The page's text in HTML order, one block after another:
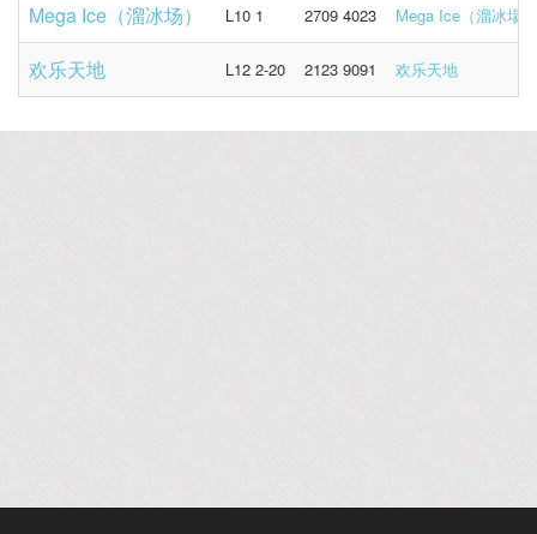
Mega Ice（溜冰场） L10 1 2709 4023 Mega Ice（溜冰場）
欢乐天地 L12 2-20 2123 9091 欢乐天地